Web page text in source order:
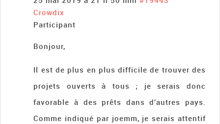
Crowdix
Participant
Bonjour,
Il est de plus en plus difficile de trouver des
projets ouverts à tous ; je serais donc
favorable à des prêts dans d’autres pays.
Comme indiqué par joemm, je serais attentif